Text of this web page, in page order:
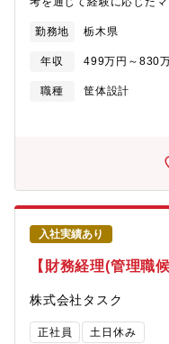
同社で保有する案件は日
ば、応募時にお伝えくだ
座談会（45分のWEB）で
日に1日5回開催）
続けるハイエンドエンジ
構設計 ・航空宇宙関係
空機ハーネス図面作成・
の車体設計/車載電池構造
ン、内装部品などの機構
先端の機構設計に携われま
勤務地 栃木県
年収 499万円～830
職種
筐体設計
入社実績あり
【財務経理(管理職
株式会社タスク
正社員 土日休み